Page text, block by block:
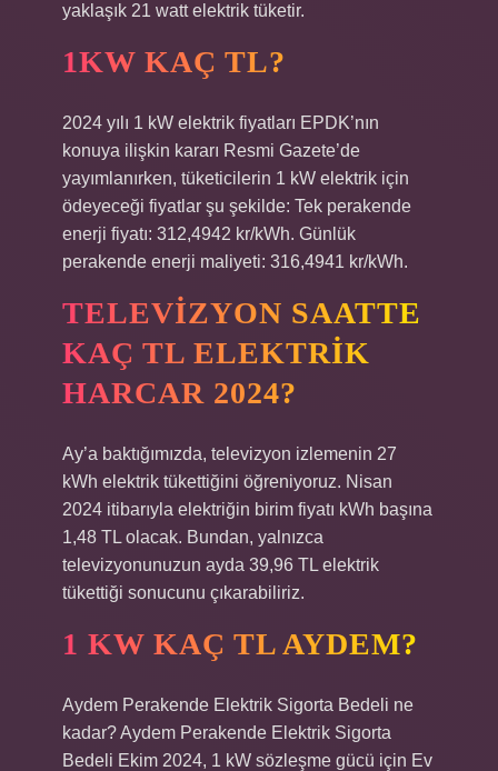
yaklaşık 21 watt elektrik tüketir.
1KW KAÇ TL?
2024 yılı 1 kW elektrik fiyatları EPDK’nın
konuya ilişkin kararı Resmi Gazete’de
yayımlanırken, tüketicilerin 1 kW elektrik için
ödeyeceği fiyatlar şu şekilde: Tek perakende
enerji fiyatı: 312,4942 kr/kWh. Günlük
perakende enerji maliyeti: 316,4941 kr/kWh.
TELEVIZYON SAATTE
KAÇ TL ELEKTRIK
HARCAR 2024?
Ay’a baktığımızda, televizyon izlemenin 27
kWh elektrik tükettiğini öğreniyoruz. Nisan
2024 itibarıyla elektriğin birim fiyatı kWh başına
1,48 TL olacak. Bundan, yalnızca
televizyonunuzun ayda 39,96 TL elektrik
tükettiği sonucunu çıkarabiliriz.
1 KW KAÇ TL AYDEM?
Aydem Perakende Elektrik Sigorta Bedeli ne
kadar? Aydem Perakende Elektrik Sigorta
Bedeli Ekim 2024, 1 kW sözleşme gücü için Ev